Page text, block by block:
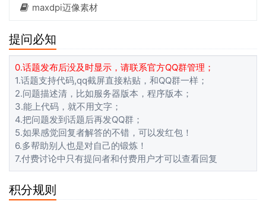
maxdpi迈像素材
提问必知
0.话题发布后没及时显示，请联系官方QQ群管理；
1.话题支持代码,qq截屏直接粘贴，和QQ群一样；
2.问题描述清，比如服务器版本，程序版本；
3.能上代码，就不用文字；
4.把问题发到话题后再发QQ群；
5.如果感觉回复者解答的不错，可以发红包！
6.多帮助别人也是对自己的锻炼！
7.付费讨论中只有提问者和付费用户才可以查看回复
积分规则